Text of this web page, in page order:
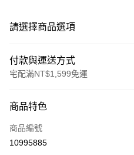
請選擇商品選項
付款與運送方式
宅配滿NT$1,599免運
信用卡一次付款
LINE Pay
商品特色
商品編號
10995885